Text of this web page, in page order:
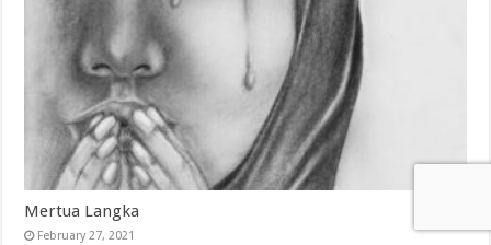
Mertua Langka
February 27, 2021